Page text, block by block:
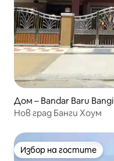
Дом – Bandar Baru Bangi
Нов град Банги Хоум
Избор на гостите
Избор на гостите